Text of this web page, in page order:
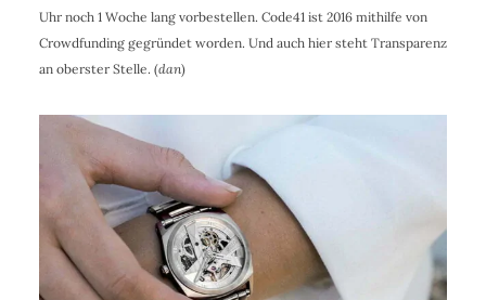
Uhr noch 1 Woche lang vorbestellen. Code41 ist 2016 mithilfe von
Crowdfunding gegründet worden. Und auch hier steht Transparenz
an oberster Stelle. (dan)